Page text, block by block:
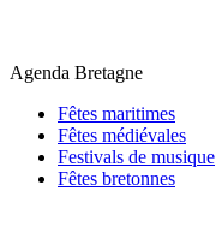
Agenda Bretagne
Fêtes maritimes
Fêtes médiévales
Festivals de musique
Fêtes bretonnes